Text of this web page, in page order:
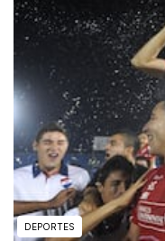
DEPORTES